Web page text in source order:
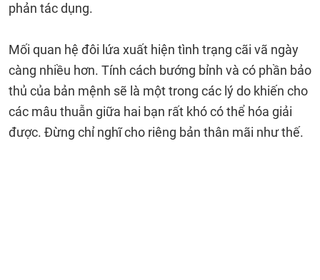
phản tác dụng.
Mối quan hệ đôi lứa xuất hiện tình trạng cãi vã ngày
càng nhiều hơn. Tính cách bướng bỉnh và có phần bảo
thủ của bản mệnh sẽ là một trong các lý do khiến cho
các mâu thuẫn giữa hai bạn rất khó có thể hóa giải
được. Đừng chỉ nghĩ cho riêng bản thân mãi như thế.